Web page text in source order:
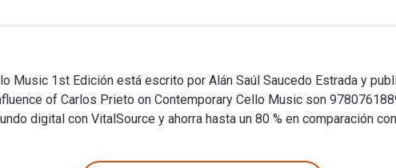
Music 1st Edición está escrito por Alán Saúl Saucedo Estrada y
of Carlos Prieto on Contemporary Cello Music son
digital con VitalSource y ahorra hasta un 80 % en comparación